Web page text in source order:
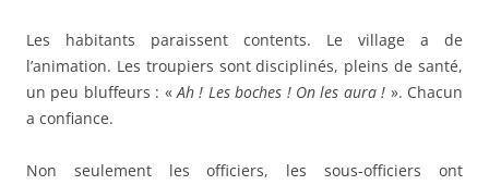
Les habitants paraissent contents. Le village a de
l’animation. Les troupiers sont disciplinés, pleins de santé,
un peu bluffeurs : «Ah ! Les boches ! On les aura ! ». Chacun
a confiance.
Non seulement les officiers, les sous-officiers ont